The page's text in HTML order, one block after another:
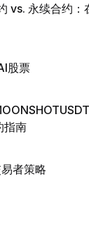
vs. 永续合约：
股票
指南
者策略